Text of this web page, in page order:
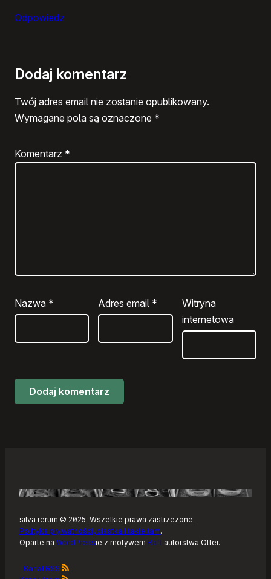
Odpowiedz
Dodaj komentarz
Twój adres email nie zostanie opublikowany.
Wymagane pola są oznaczone *
Komentarz *
Nazwa * Adres email *
Witryna
internetowa
silva rerum © 2025. Wszelkie prawa zastrzeżone.
Polityka prywatności, ciastka i takie tam.
Oparte na WordPressie z motywem Raft autorstwa Otter.
Kanał RSS